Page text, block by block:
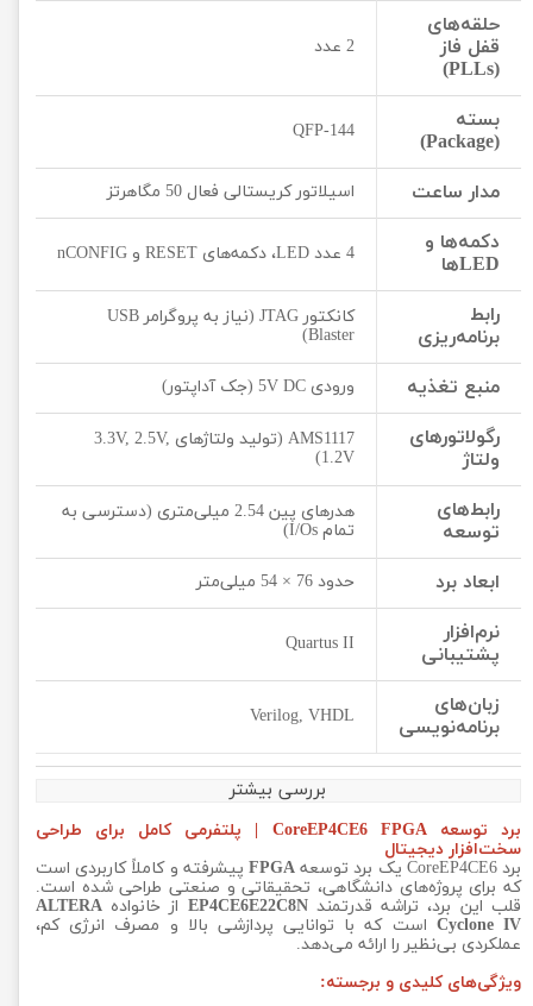
حلقه‌های
قفل فاز
(PLLs)
2 عدد
بسته
(Package)
QFP-144
مدار ساعت اسیلاتور کریستالی فعال 50 مگاهرتز
دکمه‌ها و
LEDها
4 عدد LED، دکمه‌های RESET و nCONFIG
رابط
برنامه‌ریزی
کانکتور JTAG (نیاز به پروگرامر USB
Blaster)
منبع تغذیه ورودی 5V DC (جک آداپتور)
رگولاتورهای
ولتاژ
AMS1117 (تولید ولتاژهای 3.3V, 2.5V,
1.2V)
رابط‌های
توسعه
هدرهای پین 2.54 میلی‌متری (دسترسی به
تمام I/Os)
ابعاد برد حدود 76 × 54 میلی‌متر
نرم‌افزار
پشتیبانی
Quartus II
زبان‌های
برنامه‌نویسی
Verilog, VHDL
بررسی بیشتر
برد توسعه CoreEP4CE6 FPGA | پلتفرمی کامل برای طراحی
سخت‌افزار دیجیتال
برد CoreEP4CE6 یک برد توسعه
FPGA پیشرفته و کاملاً کاربردی است
که برای پروژه‌های دانشگاهی، تحقیقاتی و صنعتی طراحی شده است.
قلب این برد، تراشه قدرتمندEP4CE6E22C8N از خانواده ALTERA
Cyclone IV است که با توانایی پردازشی بالا و مصرف انرژی کم،
عملکردی بی‌نظیر را ارائه می‌دهد.
ویژگی‌های کلیدی و برجسته: